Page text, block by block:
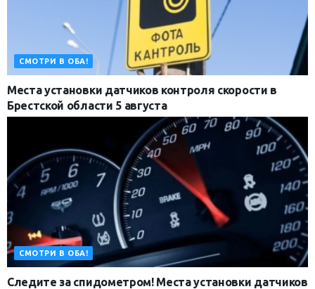
СМОТРИ В ОБА!
Места установки датчиков контроля скорости в
Брестской области 5 августа
СМОТРИ В ОБА!
Следите за спидометром! Места установки датчиков